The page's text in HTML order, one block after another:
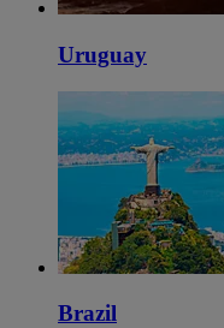
Uruguay
Brazil